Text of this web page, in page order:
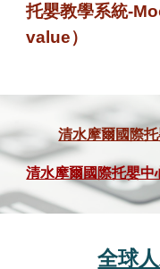
托嬰教學系統-
value）
清水摩爾國際
清水摩爾國際托嬰中
全球